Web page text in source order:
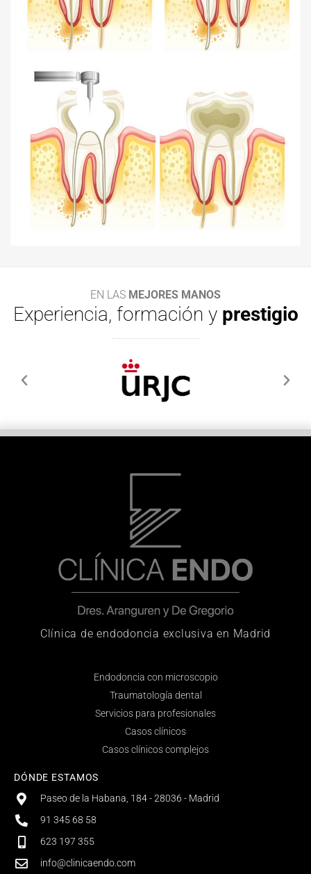
EN LAS MEJORES MANOS
Experiencia, formación y prestigio
Clínica de endodoncia exclusiva en Madrid
Endodoncia con microscopio
Traumatología dental
Servicios para profesionales
Casos clínicos
Casos clínicos complejos
DÓNDE ESTAMOS
Paseo de la Habana, 184 - 28036 - Madrid
91 345 68 58
623 197 355
info@clinicaendo.com